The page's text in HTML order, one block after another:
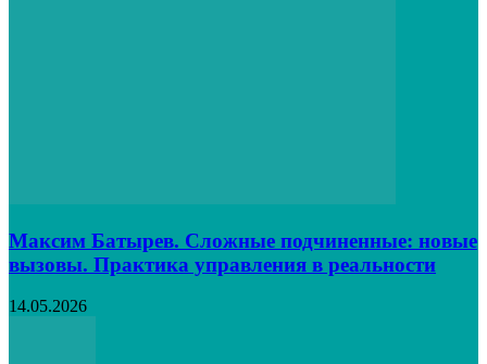
Максим Батырев. Сложные подчиненные: новые
вызовы. Практика управления в реальности
14.05.2026